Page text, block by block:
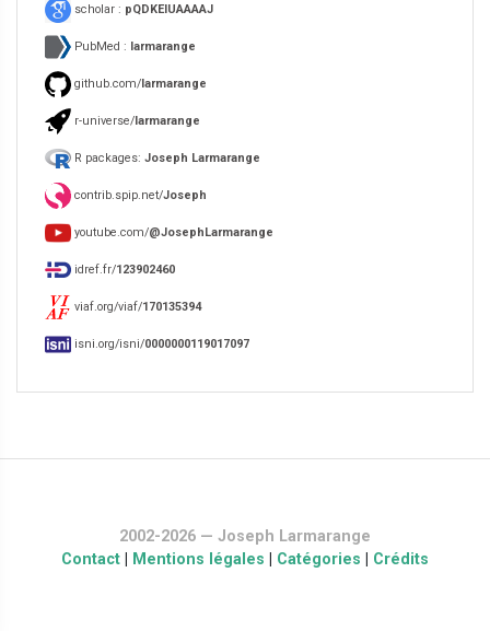
scholar : pQDKEIUAAAAJ
PubMed : larmarange
github.com/larmarange
r-universe/larmarange
R packages: Joseph Larmarange
contrib.spip.net/Joseph
youtube.com/@JosephLarmarange
idref.fr/123902460
viaf.org/viaf/170135394
isni.org/isni/0000000119017097
2002-2026 — Joseph Larmarange
Contact
Mentions légales Catégories Crédits